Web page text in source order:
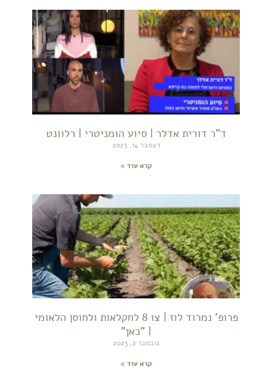
ד"ר דורית אדלר | סיוע הומניטרי | רלוונט
דצמבר 14, 2023
קרא עוד »
פרופ' נמרוד לוז | צו 8 לחקלאות ולחוסן הלאומי
| "כאן"
נובמבר 2, 2023
קרא עוד »